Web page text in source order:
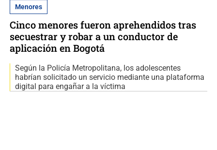
Menores
Cinco menores fueron aprehendidos tras
secuestrar y robar a un conductor de
aplicación en Bogotá
Según la Policía Metropolitana, los adolescentes
habrían solicitado un servicio mediante una plataforma
digital para engañar a la víctima